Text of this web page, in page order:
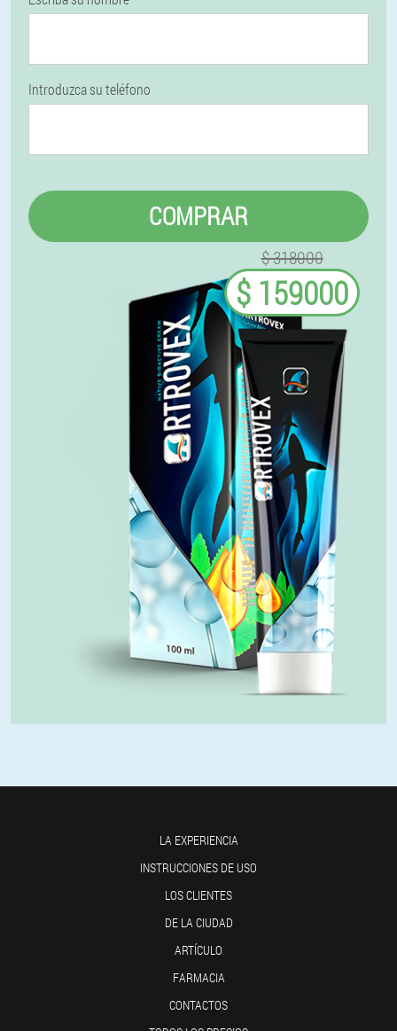
Introduzca su teléfono
COMPRAR
$ 318000
$ 159000
LA EXPERIENCIA
INSTRUCCIONES DE USO
LOS CLIENTES
DE LA CIUDAD
ARTÍCULO
FARMACIA
CONTACTOS